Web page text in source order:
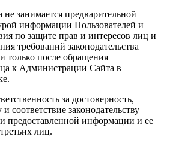
занимается предварительной
информации Пользователей и
по защите прав и интересов лиц и
требований законодательства
только после обращения
к Администрации Сайта в
за достоверность,
соответствие законодательству
предоставленной информации и ее
лиц.